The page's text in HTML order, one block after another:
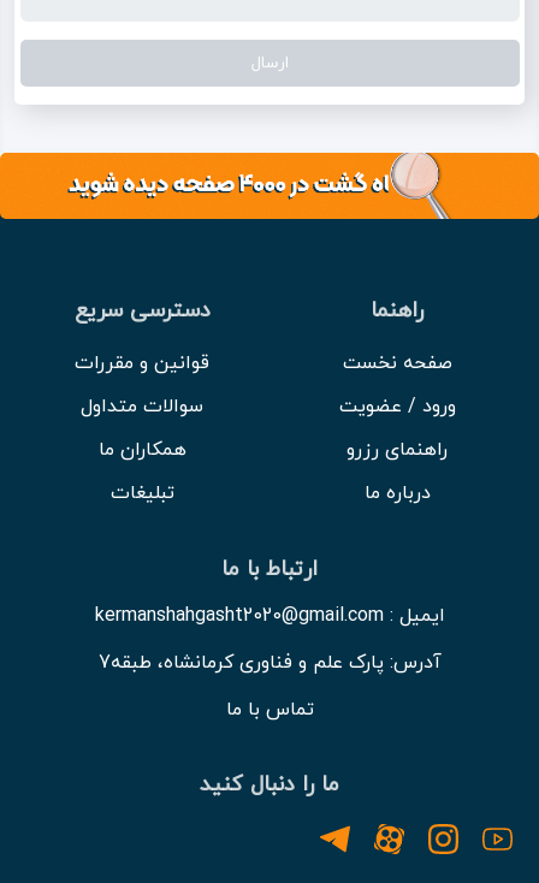
راهنما
صفحه نخست
ورود / عضویت
راهنمای رزرو
درباره ما
دسترسی سریع
قوانین و مقررات
سوالات متداول
همکاران ما
تبلیغات
ارتباط با ما
ایمیل : kermanshahgasht2020@gmail.com
آدرس: پارک علم و فناوری کرمانشاه، طبقه7
تماس با ما
ما را دنبال کنید